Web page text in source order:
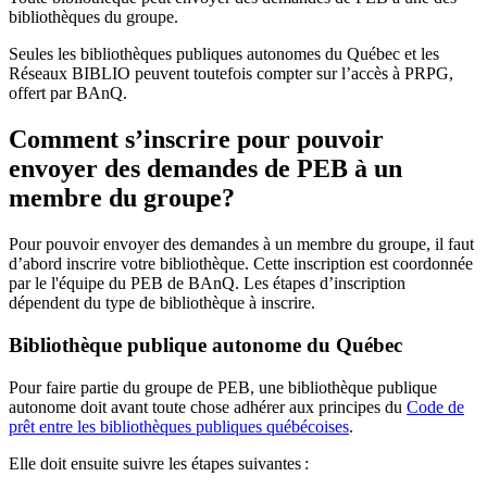
bibliothèques du groupe.
Seules les bibliothèques publiques autonomes du Québec et les
Réseaux BIBLIO peuvent toutefois compter sur l’accès à PRPG,
offert par BAnQ.
Comment s’inscrire pour pouvoir
envoyer des demandes de PEB à un
membre du groupe?
Pour pouvoir envoyer des demandes à un membre du groupe, il faut
d’abord inscrire votre bibliothèque. Cette inscription est coordonnée
par le l'équipe du PEB de BAnQ. Les étapes d’inscription
dépendent du type de bibliothèque à inscrire.
Bibliothèque publique autonome du Québec
Pour faire partie du groupe de PEB, une bibliothèque publique
autonome doit avant toute chose adhérer aux principes du Code de
prêt entre les bibliothèques publiques québécoises.
Elle doit ensuite suivre les étapes suivantes :